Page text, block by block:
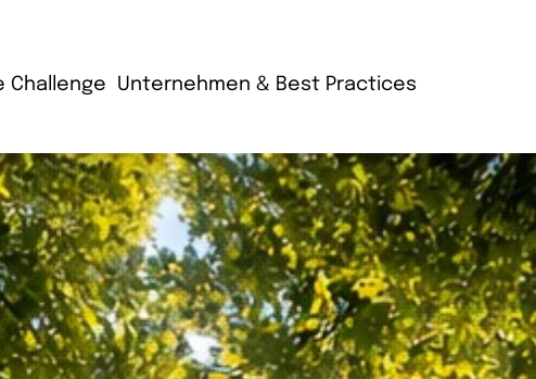
Challenge Unternehmen & Best Practices